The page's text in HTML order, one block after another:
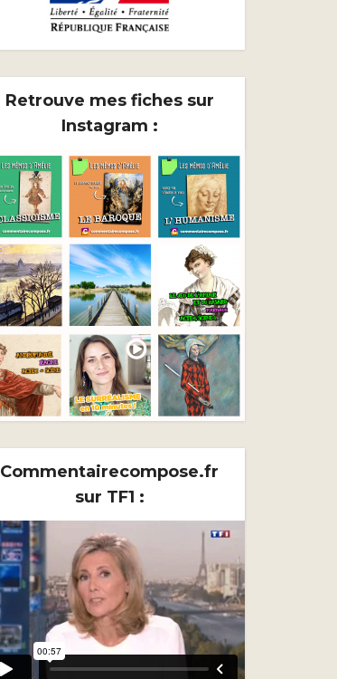
Retrouve mes fiches sur
Instagram :
Commentairecompose.fr
sur TF1 :